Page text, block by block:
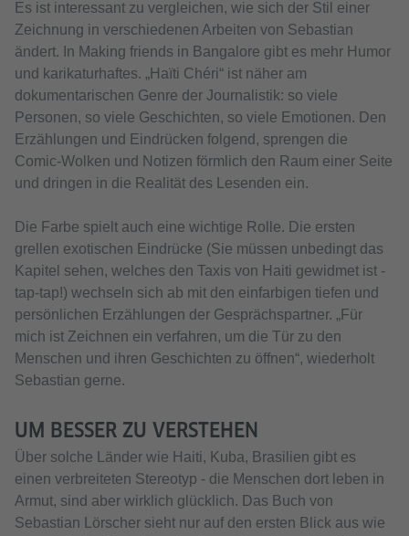
Es ist interessant zu vergleichen, wie sich der Stil einer
Zeichnung in verschiedenen Arbeiten von Sebastian
ändert. In Making friends in Bangalore gibt es mehr Humor
und karikaturhaftes. „Haïti Chéri“ ist näher am
dokumentarischen Genre der Journalistik: so viele
Personen, so viele Geschichten, so viele Emotionen. Den
Erzählungen und Eindrücken folgend, sprengen die
Comic-Wolken und Notizen förmlich den Raum einer Seite
und dringen in die Realität des Lesenden ein.
Die Farbe spielt auch eine wichtige Rolle. Die ersten
grellen exotischen Eindrücke (Sie müssen unbedingt das
Kapitel sehen, welches den Taxis von Haiti gewidmet ist -
tap-tap!) wechseln sich ab mit den einfarbigen tiefen und
persönlichen Erzählungen der Gesprächspartner. „Für
mich ist Zeichnen ein verfahren, um die Tür zu den
Menschen und ihren Geschichten zu öffnen“, wiederholt
Sebastian gerne.
UM BESSER ZU VERSTEHEN
Über solche Länder wie Haiti, Kuba, Brasilien gibt es
einen verbreiteten Stereotyp - die Menschen dort leben in
Armut, sind aber wirklich glücklich. Das Buch von
Sebastian Lörscher sieht nur auf den ersten Blick aus wie